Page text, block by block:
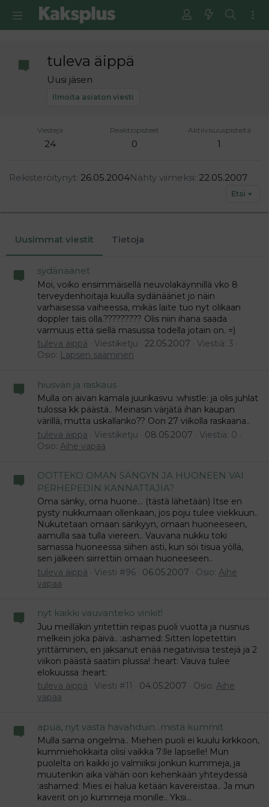
Ilmoita asiaton viesti
tuleva äippä
Uusi jäsen
Viestejä
24
Reaktiopisteet
0
Aktiivisuuspisteitä
1
Rekisteröitynyt 26.05.2004Nähty viimeksi 22.05.2007
Etsi
Uusimmat viestit Tietoja
sydänäänet
Moi, voiko ensimmäisellä neuvolakäynnillä vko 8
terveydenhoitaja kuulla sydänäänet jo näin
varhaisessa vaiheessa, mikäs laite tuo nyt olikaan
doppler tais olla.????????? Olis niin ihana saada
varmuus että siellä masussa todella jotain on. =)
tuleva äippä
Viestiketju 22.05.2007
Viestiä: 3
Osio: Lapsen saaminen
hiusväri ja raskaus
Mulla on aivan kamala juurikasvu :whistle: ja olis juhlat
tulossa kk päästä.. Meinasin värjätä ihan kaupan
värillä, mutta uskallanko?? Oon 27 viikolla raskaana..
tuleva äippä
Viestiketju 08.05.2007
Viestiä: 0
Osio: Aihe vapaa
OOTTEKO OMAN SÄNGYN JA HUONEEN VAI
PERHEPEDIN KANNATTAJIA?
Oma sänky, oma huone... (tästä lähetään) Itse en
pysty nukkumaan ollenkaan, jos poju tulee viekkuun..
Nukutetaan omaan sänkyyn, omaan huoneeseen,
aamulla saa tulla viereen.. Vauvana nukku toki
samassa huoneessa siihen asti, kun söi tisua yöllä,
sen jälkeen siirrettiin omaan huoneeseen..
tuleva äippä
Viesti #96 06.05.2007 Osio: Aihe
vapaa
nyt kaikki vauvanteko vinkit!
Juu meilläkin yritettiin reipas puoli vuotta ja nusnus
melkein joka päivä.. :ashamed: Sitten lopetettiin
yrittäminen, en jaksanut enää negatiivisia testejä ja 2
viikon päästä saatiin plussa! :heart: Vauva tulee
elokuussa :heart:
tuleva äippä
Viesti #11 04.05.2007 Osio: Aihe
vapaa
apua, nyt vasta havahduin...mistä kummit
Mulla sama ongelma.. Miehen puoli ei kuulu kirkkoon,
kummiehokkaita olisi vaikka 7:lle lapselle! Mun
puolelta on kaikki jo valmiiksi jonkun kummeja, ja
muutenkin aika vähän oon kehenkään yhteydessä
:ashamed: Mies ei halua ketään kavereistaa.. Ja mun
kaverit on jo kummeja monille.. Yksi...